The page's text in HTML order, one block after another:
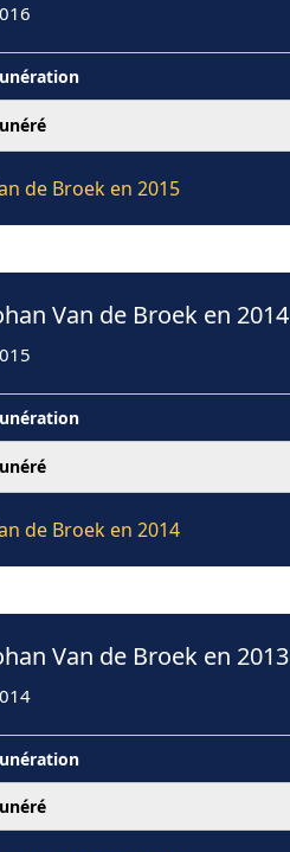
de Broek en 2015
Van de Broek en 2014
de Broek en 2014
Van de Broek en 2013